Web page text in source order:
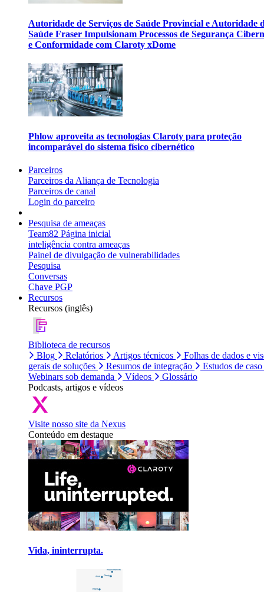
Autoridade de Serviços de Saúde Provincial e Autoridade
Saúde Fraser Impulsionam Processos de Segurança
e Conformidade com Claroty xDome
Phlow aproveita as tecnologias Claroty para proteção
incomparável do sistema físico cibernético
Parceiros
Parceiros da Aliança de Tecnologia
Parceiros de canal
Login do parceiro
Pesquisa de ameaças
Team82 Página inicial
inteligência contra ameaças
Painel de divulgação de vulnerabilidades
Pesquisa
Conversas
Chave PGP
Recursos
Recursos (inglês)
Biblioteca de recursos
Blog
Relatórios Artigos técnicos
Folhas de dados e
gerais de soluções
Resumos de integração
Estudos de caso
Webinars sob demanda
Vídeos
Glossário
Podcasts, artigos e vídeos
Visite nosso site da Nexus
Conteúdo em destaque
Vida, ininterrupta.